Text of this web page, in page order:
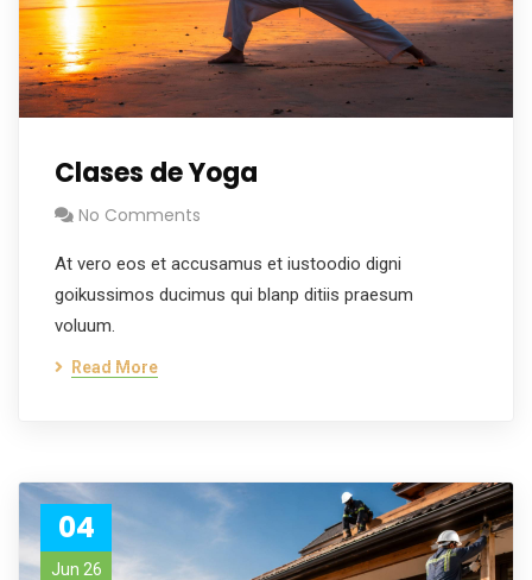
Clases de Yoga
No Comments
At vero eos et accusamus et iustoodio digni
goikussimos ducimus qui blanp ditiis praesum
voluum.
Read More
04
Jun 26